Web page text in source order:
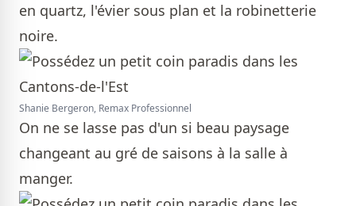
en quartz, l'évier sous plan et la robinetterie
noire.
Shanie Bergeron, Remax Professionnel
On ne se lasse pas d'un si beau paysage
changeant au gré de saisons à la salle à
manger.